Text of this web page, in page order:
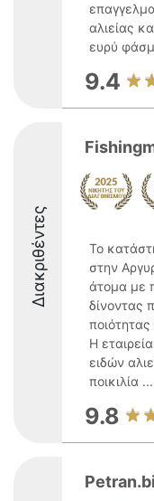
αλιείας
ευρύ
9.4
Διακριθέντες
Το
στην
άτομα με
δίνοντας
Η
ειδών
ποικιλία ...
9.8